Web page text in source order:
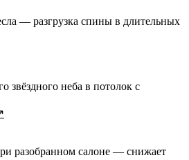
— разгрузка спины в длительных
звёздного неба в потолок с
разобранном салоне — снижает